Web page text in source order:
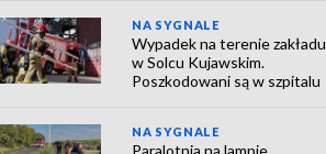
NA SYGNALE
Wypadek na terenie zakładu
w Solcu Kujawskim.
Poszkodowani są w szpitalu
NA SYGNALE
Paralotnia na lampie.